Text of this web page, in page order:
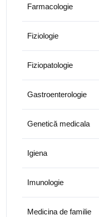
Farmacologie
Fiziologie
Fiziopatologie
Gastroenterologie
Genetică medicala
Igiena
Imunologie
Medicina de familie